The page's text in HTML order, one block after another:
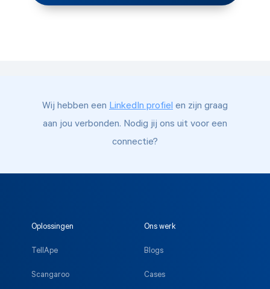
Wij hebben een LinkedIn profiel en zijn graag
aan jou verbonden. Nodig jij ons uit voor een
connectie?
Oplossingen
TellApe
Scangaroo
Ons werk
Blogs
Cases